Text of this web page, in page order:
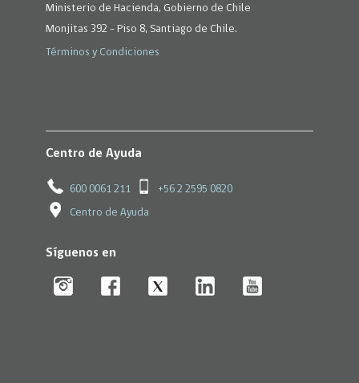
Ministerio de Hacienda, Gobierno de Chile
Monjitas 392 - Piso 8, Santiago de Chile.
Términos y Condiciones
Centro de Ayuda
600 0061 211 +56 2 2595 0820
Centro de Ayuda
Síguenos en